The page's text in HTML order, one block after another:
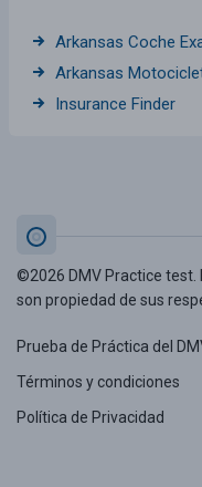
Arkansas Coche
Arkansas
Insurance Finder
©2026 DMV Practice test.
son propiedad de sus
Prueba de Práctica del
Términos y condiciones
Política de Privacidad